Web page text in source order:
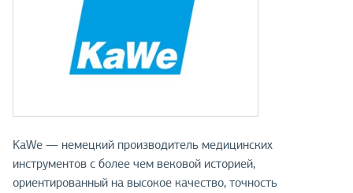
KaWe — немецкий производитель медицинских
инструментов с более чем вековой историей,
ориентированный на высокое качество, точность